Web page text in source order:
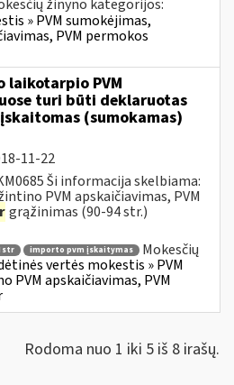
žinyno kategorijos:
» PVM sumokėjimas,
PVM permokos
laikotarpio PVM
turi būti deklaruotas
(sumokamas)
11-22
Ši informacija skelbiama:
PVM apskaičiavimas, PVM
grąžinimas (90-94 str.)
str importo pvm įskaitymas
Mokesčių
vertės mokestis » PVM
PVM apskaičiavimas, PVM
Rodoma nuo 1 iki 5 iš 8 irašų.